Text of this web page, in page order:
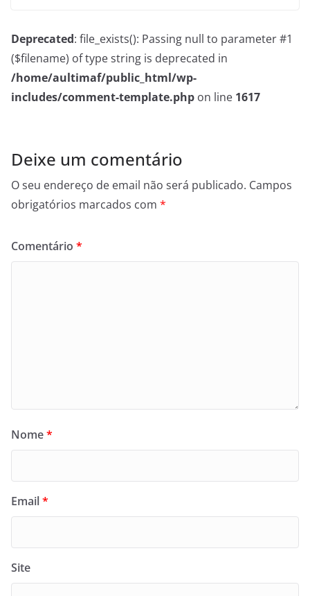
Deprecated: file_exists(): Passing null to parameter #1
($filename) of type string is deprecated in
/home/aultimaf/public_html/wp-
includes/comment-template.php on line 1617
Deixe um comentário
O seu endereço de email não será publicado. Campos
obrigatórios marcados com *
Comentário *
Nome*
Email*
Site